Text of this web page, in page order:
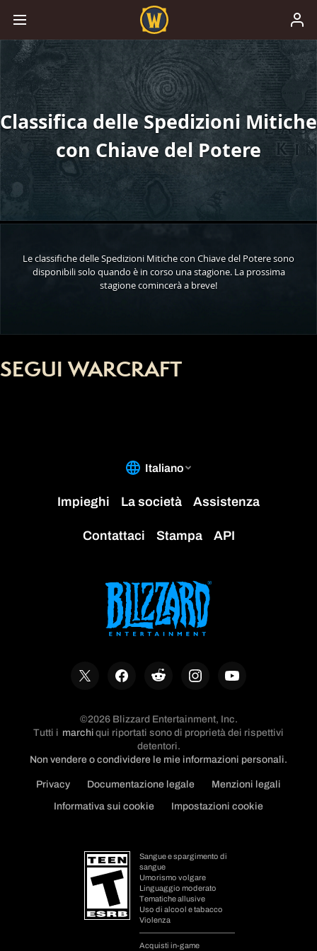
Classifica delle Spedizioni Mitiche
con Chiave del Potere
Le classifiche delle Spedizioni Mitiche con Chiave del Potere sono
disponibili solo quando è in corso una stagione. La prossima
stagione comincerà a breve!
SEGUI WARCRAFT